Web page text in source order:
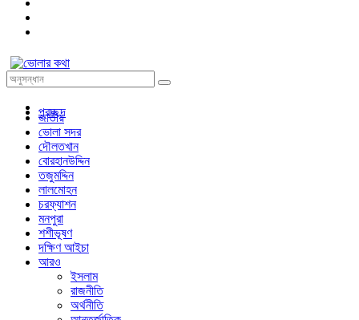
প্রচ্ছদ
জাতীয়
ভোলা সদর
দৌলতখান
বোরহানউদ্দিন
তজুমদ্দিন
লালমোহন
চরফ্যাশন
মনপুরা
শশীভূষণ
দক্ষিণ আইচা
আরও
ইসলাম
রাজনীতি
অর্থনীতি